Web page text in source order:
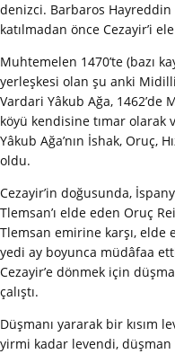
denizci. Barbaros Hayreddin
katılmadan önce Cezayir’i
Muhtemelen 1470’te (bazı
yerleşkesi olan şu anki
Vardari Yâkub Ağa, 1462’de
köyü kendisine tımar
Yâkub Ağa’nın İshak, Oruç,
oldu.
Cezayir’in doğusunda,
Tlemsan’ı elde eden Oruç
Tlemsan emirine karşı, elde
yedi ay boyunca müdâfaa
Cezayir’e dönmek için
çalıştı.
Düşmanı yararak bir kısım
yirmi kadar levendi, düşman